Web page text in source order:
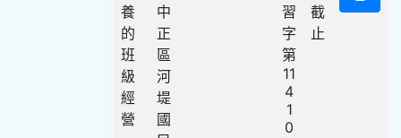
養
的
班
級
經
營
中
正
區
河
堤
國
習
字
第
11
4
1
0
截
止